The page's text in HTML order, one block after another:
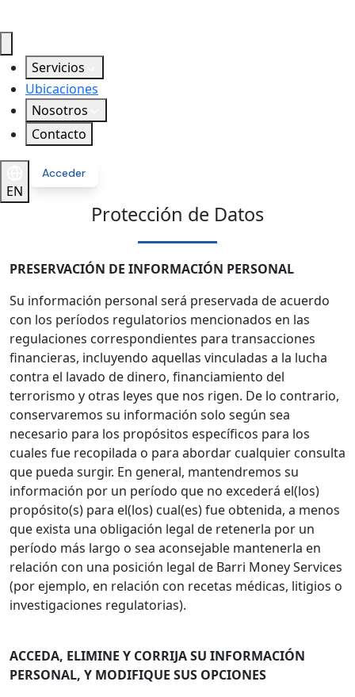
Servicios
Ubicaciones
Nosotros
Contacto
EN
Acceder
Protección de Datos
PRESERVACIÓN DE INFORMACIÓN PERSONAL
Su información personal será preservada de acuerdo
con los períodos regulatorios mencionados en las
regulaciones correspondientes para transacciones
financieras, incluyendo aquellas vinculadas a la lucha
contra el lavado de dinero, financiamiento del
terrorismo y otras leyes que nos rigen. De lo contrario,
conservaremos su información solo según sea
necesario para los propósitos específicos para los
cuales fue recopilada o para abordar cualquier consulta
que pueda surgir. En general, mantendremos su
información por un período que no excederá el(los)
propósito(s) para el(los) cual(es) fue obtenida, a menos
que exista una obligación legal de retenerla por un
período más largo o sea aconsejable mantenerla en
relación con una posición legal de Barri Money Services
(por ejemplo, en relación con recetas médicas, litigios o
investigaciones regulatorias).
ACCEDA, ELIMINE Y CORRIJA SU INFORMACIÓN
PERSONAL, Y MODIFIQUE SUS OPCIONES